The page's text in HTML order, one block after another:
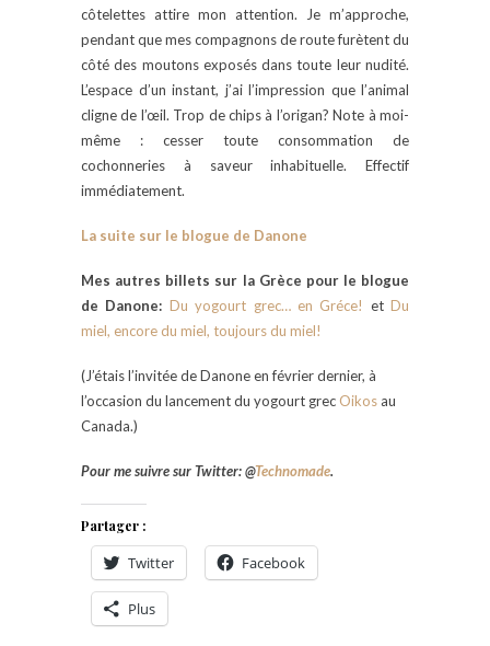
côtelettes attire mon attention. Je m’approche,
pendant que mes compagnons de route furètent du
côté des moutons exposés dans toute leur nudité.
L’espace d’un instant, j’ai l’impression que l’animal
cligne de l’œil. Trop de chips à l’origan? Note à moi-
même : cesser toute consommation de
cochonneries à saveur inhabituelle. Effectif
immédiatement.
La suite sur le blogue de Danone
Mes autres billets sur la Grèce pour le blogue
de Danone: Du yogourt grec… en Gréce! et Du
miel, encore du miel, toujours du miel!
(J’étais l’invitée de Danone en février dernier, à
l’occasion du lancement du yogourt grec Oikos au
Canada.)
Pour me suivre sur Twitter: @Technomade.
Partager :
Twitter Facebook
Plus